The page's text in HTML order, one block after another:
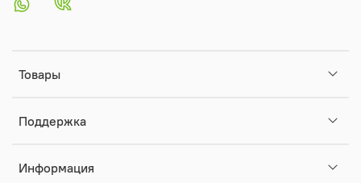
Товары
Поддержка
Информация